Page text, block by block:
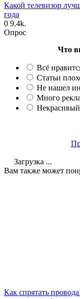
Какой телевизор
года
0 9.4k.
Опрос
Что
Всё
Статьи
Не нашел
Много
Загрузка ...
Вам также может
Как спрятать